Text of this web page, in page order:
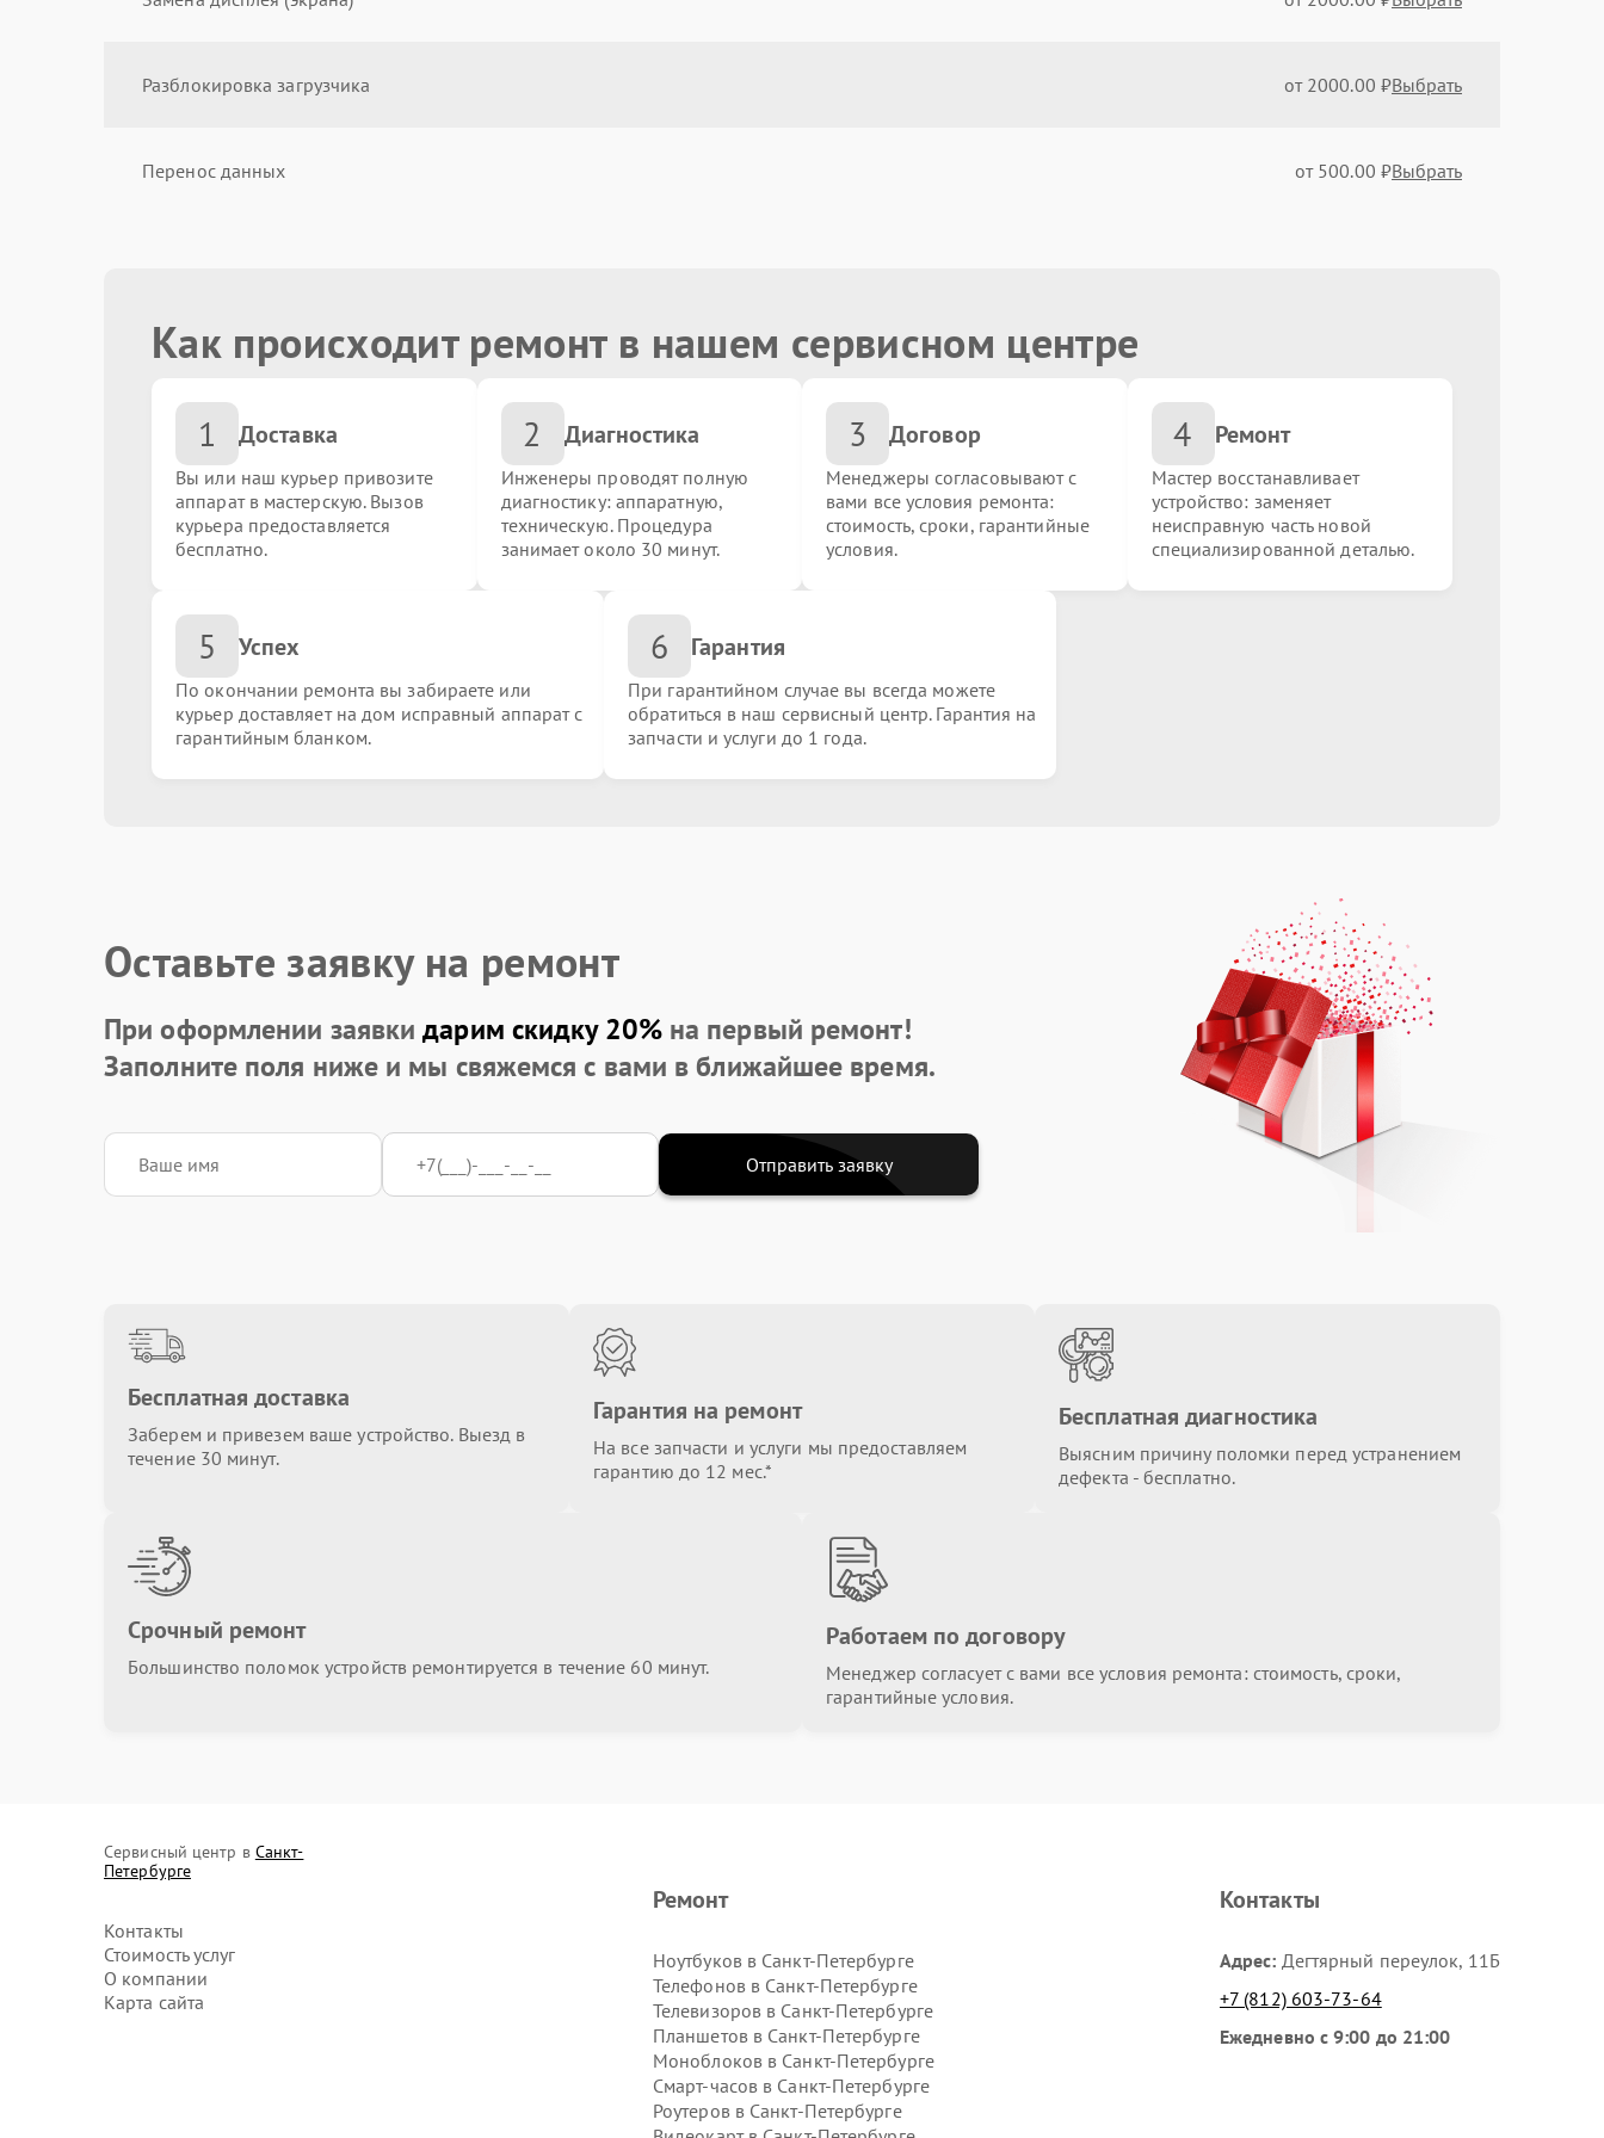
Разблокировка загрузчика от 2000.00 ₽Выбрать
Перенос данных от 500.00 ₽Выбрать
Замена материнской платы
Замена аккумулятора от 1000.00 ₽
Замена разъема наушников от 1100.00 ₽
Сложный программный ремонт
Разблокировка устройства (с сохранением данных)
от 1000.00 ₽Выбрать
Замена слота сим карты от 400.00 ₽ Выбрать
от 880.00 ₽
Ремонт / замена гнезда зарядки
Замена задней крышки от 1000.00 ₽Выбрать
Сброс до заводских настроек
Замена вибромотора
Восстановление корпуса от 1000.00 ₽Выбрать
Как происходит ремонт в нашем сервисном центре
1 Доставка
Вы или наш курьер привозите
аппарат в мастерскую. Вызов
курьера предоставляется
бесплатно.
2 Диагностика
Инженеры проводят полную
диагностику: аппаратную,
техническую. Процедура
занимает около 30 минут.
3 Договор
Менеджеры согласовывают с
вами все условия ремонта:
стоимость, сроки, гарантийные
условия.
4 Ремонт
Мастер восстанавливает
устройство: заменяет
неисправную часть новой
специализированной деталью.
5 Успех
По окончании ремонта вы забираете или
курьер доставляет на дом исправный аппарат с
гарантийным бланком.
6 Гарантия
При гарантийном случае вы всегда можете
обратиться в наш сервисный центр. Гарантия на
запчасти и услуги до 1 года.
Оставьте заявку на ремонт
При оформлении заявкидарим скидку 20%на первый ремонт!
Заполните поля ниже и мы свяжемся с вами в ближайшее время.
Отправить заявку
Бесплатная доставка
Заберем и привезем ваше устройство. Выезд в
течение 30 минут.
Гарантия на ремонт
На все запчасти и услуги мы предоставляем
гарантию до 12 мес.*
Бесплатная диагностика
Выясним причину поломки перед устранением
дефекта - бесплатно.
Срочный ремонт
Большинство поломок устройств ремонтируется в течение 60 минут.
Работаем по договору
Менеджер согласует с вами все условия ремонта: стоимость, сроки,
гарантийные условия.
Сервисный центр в Санкт-
Петербурге
Контакты
Стоимость услуг
О компании
Карта сайта
Ремонт
Ноутбуков в Санкт-Петербурге
Телефонов в Санкт-Петербурге
Телевизоров в Санкт-Петербурге
Планшетов в Санкт-Петербурге
Моноблоков в Санкт-Петербурге
Смарт-часов в Санкт-Петербурге
Роутеров в Санкт-Петербурге
Контакты
Адрес: Дегтярный переулок, 11Б
+7 (812) 603-73-64
Ежедневно с 9:00 до 21:00